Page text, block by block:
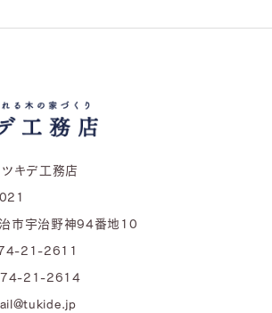
キデ工務店
市宇治野神94番地10
21-2611
21-2614